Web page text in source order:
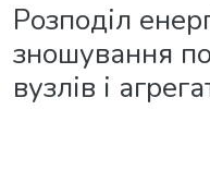
Розподіл
зношування
вузлів і